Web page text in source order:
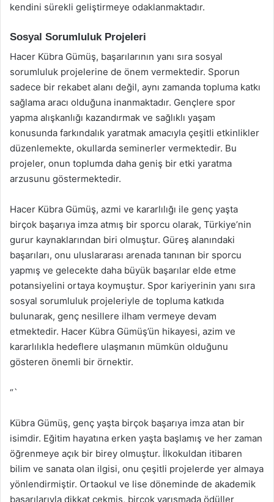
kendini sürekli geliştirmeye odaklanmaktadır.
Sosyal Sorumluluk Projeleri
Hacer Kübra Gümüş, başarılarının yanı sıra sosyal
sorumluluk projelerine de önem vermektedir. Sporun
sadece bir rekabet alanı değil, aynı zamanda topluma katkı
sağlama aracı olduğuna inanmaktadır. Gençlere spor
yapma alışkanlığı kazandırmak ve sağlıklı yaşam
konusunda farkındalık yaratmak amacıyla çeşitli etkinlikler
düzenlemekte, okullarda seminerler vermektedir. Bu
projeler, onun toplumda daha geniş bir etki yaratma
arzusunu göstermektedir.
Hacer Kübra Gümüş, azmi ve kararlılığı ile genç yaşta
birçok başarıya imza atmış bir sporcu olarak, Türkiye’nin
gurur kaynaklarından biri olmuştur. Güreş alanındaki
başarıları, onu uluslararası arenada tanınan bir sporcu
yapmış ve gelecekte daha büyük başarılar elde etme
potansiyelini ortaya koymuştur. Spor kariyerinin yanı sıra
sosyal sorumluluk projeleriyle de topluma katkıda
bulunarak, genç nesillere ilham vermeye devam
etmektedir. Hacer Kübra Gümüş’ün hikayesi, azim ve
kararlılıkla hedeflere ulaşmanın mümkün olduğunu
gösteren önemli bir örnektir.
“`
Kübra Gümüş, genç yaşta birçok başarıya imza atan bir
isimdir. Eğitim hayatına erken yaşta başlamış ve her zaman
öğrenmeye açık bir birey olmuştur. İlkokuldan itibaren
bilim ve sanata olan ilgisi, onu çeşitli projelerde yer almaya
yönlendirmiştir. Ortaokul ve lise döneminde de akademik
başarılarıyla dikkat çekmiş, birçok yarışmada ödüller